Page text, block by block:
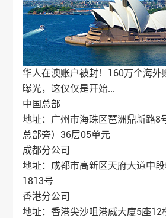
华人在澳账户被封！160万个海外
曝光，这仅仅是开始...
中国总部
地址：广州市海珠区琶洲鼎新路8
总部旁）36层05单元
成都分公司
地址：成都市高新区天府大道中
1813号
香港分公司
地址：香港尖沙咀港威大廈5座12